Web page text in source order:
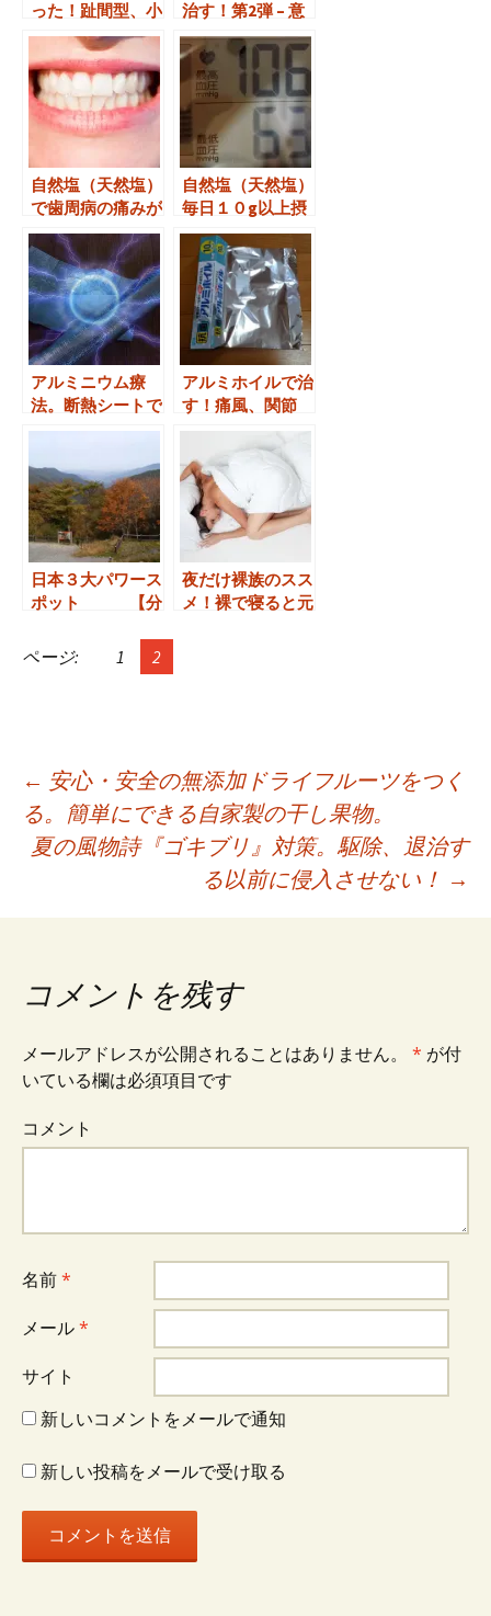
った！趾間型、小
水疱型が完治。
治す！第2弾 – 意
外にもアレも効果
大！痛みが消え
た！
自然塩（天然塩）
で歯周病の痛みが
消えた
自然塩（天然塩）
毎日１０g以上摂
取しても最高血圧
１００mmHg。
アルミニウム療
法。断熱シートで
も肩、膝の痛みが
アルミホイルで治
す！痛風、関節
痛、腱鞘炎、火
傷、風邪、神経
痛、頭痛、腰痛、
肩凝り、生理痛
etc.
日本３大パワース
ポット 【分
た！ 「人が幸せ
になれる場所」と
夜だけ裸族のスス
メ！裸で寝ると元
ページ: 1 2
投
稿
ナ
ゲ
ー
シ
ン
← 安心・安全の無添加ドライフルーツをつく
る。簡単にできる自家製の干し果物。
夏の風物詩『ゴキブリ』対策。駆除、退治す
る以前に侵入させない！ →
コメントを残す
メールアドレスが公開されることはありません。 * が付
いている欄は必須項目です
コメント
名前*
メール*
サイト
新しいコメントをメールで通知
新しい投稿をメールで受け取る